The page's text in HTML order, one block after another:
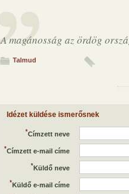
A magánosság az ördög
Talmud
Idézet küldése ismerősnek
*Címzett neve
*Címzett e-mail címe
*Küldő neve
*Küldő e-mail címe